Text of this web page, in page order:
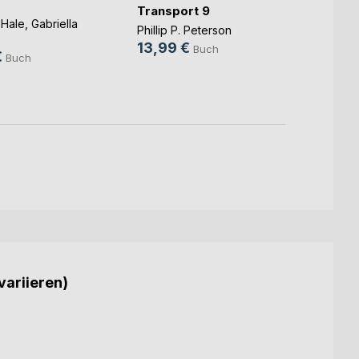
Gabriella
Buch
Transport 9
Phillip P. Peterson
13,99 € Buch